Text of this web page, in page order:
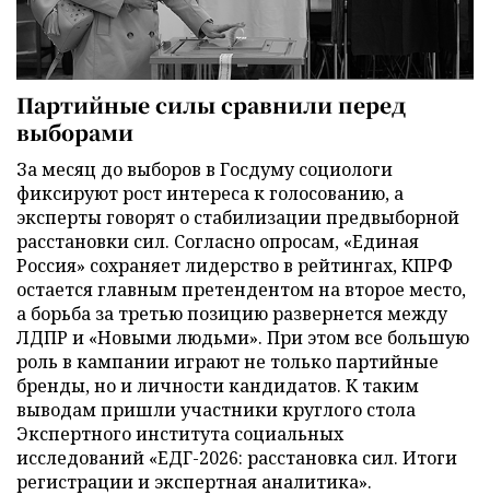
Партийные силы сравнили перед
выборами
За месяц до выборов в Госдуму социологи
фиксируют рост интереса к голосованию, а
эксперты говорят о стабилизации предвыборной
расстановки сил. Согласно опросам, «Единая
Россия» сохраняет лидерство в рейтингах, КПРФ
остается главным претендентом на второе место,
а борьба за третью позицию развернется между
ЛДПР и «Новыми людьми». При этом все большую
роль в кампании играют не только партийные
бренды, но и личности кандидатов. К таким
выводам пришли участники круглого стола
Экспертного института социальных
исследований «ЕДГ-2026: расстановка сил. Итоги
регистрации и экспертная аналитика».